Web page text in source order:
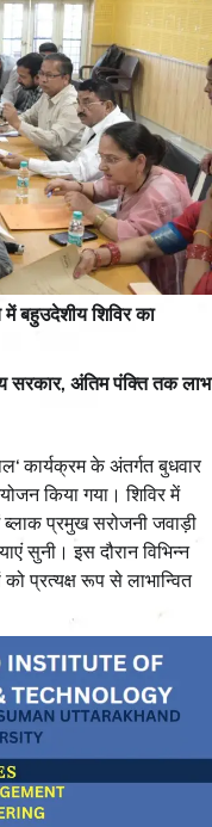
बहुउदेशीय शिविर का
सरकार, अंतिम पंक्ति तक लाभ
कार्यक्रम के अंतर्गत बुधवार
किया गया। शिविर में
ब्लाक प्रमुख सरोजनी जवाड़ी
सुनी। इस दौरान विभिन्न
प्रत्यक्ष रूप से लाभान्वित